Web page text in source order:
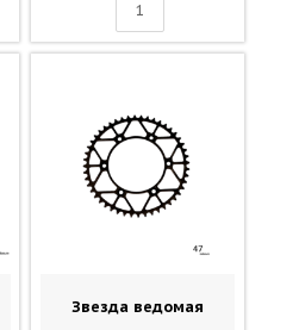
Звезда ведомая